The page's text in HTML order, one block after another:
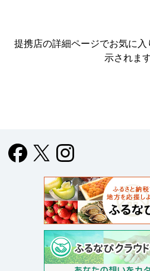
提携店の詳細ページでお気に入
示されます